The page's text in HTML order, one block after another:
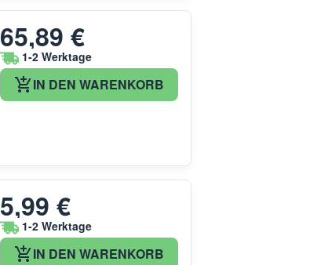
65,89 €
1-2 Werktage
IN DEN WARENKORB
5,99 €
1-2 Werktage
IN DEN WARENKORB